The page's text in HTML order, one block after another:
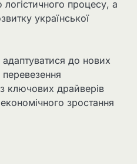
процесу, а
української
до нових
перевезення
ключових драйверів
економічного зростання